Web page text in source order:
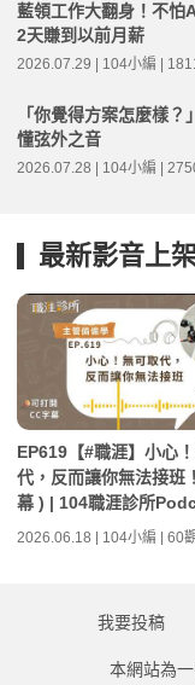
藍領工作大翻身！不怕
2天賺到以前月薪
2026.07.29 | 104小編 |
「你覺得方案怎麼樣
懂弦外之音
2026.07.28 | 104小編 |
最新影音上
EP619【#職涯】小心
代，反而讓你無法接班
幕 ) | 104職涯診所
2026.06.18 | 104小編 | 60
我要投稿
本網站為